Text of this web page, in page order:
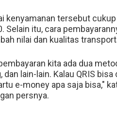
kenyamanan tersebut
Selain itu, cara
nilai dan kualitas
kita ada dua
dan lain-lain. Kalau QRIS
e-money apa saja bisa,"
persnya.